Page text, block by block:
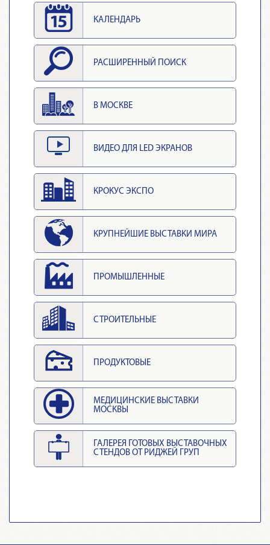
КАЛЕНДАРЬ
РАСШИРЕННЫЙ ПОИСК
В МОСКВЕ
ВИДЕО ДЛЯ LED ЭКРАНОВ
КРОКУС ЭКСПО
КРУПНЕЙШИЕ ВЫСТАВКИ МИРА
ПРОМЫШЛЕННЫЕ
СТРОИТЕЛЬНЫЕ
ПРОДУКТОВЫЕ
МЕДИЦИНСКИЕ ВЫСТАВКИ
МОСКВЫ
ГАЛЕРЕЯ ГОТОВЫХ ВЫСТАВОЧНЫХ
СТЕНДОВ ОТ РИДЖЕЙ ГРУП